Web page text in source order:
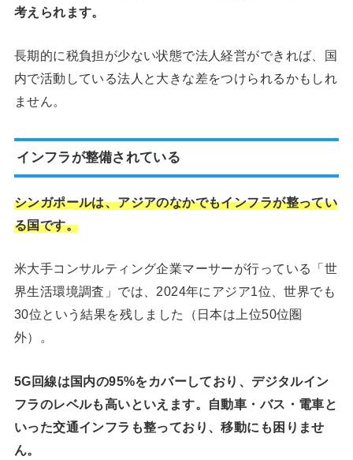
考えられます。
長期的に税負担が少ない状態で法人経営ができれば、国
内で活動している法人と大きな差をつけられるかもしれ
ません。
インフラが整備されている
シンガポールは、アジアのなかでもインフラが整ってい
る国です。
米大手コンサルティング企業マーサーが行っている「世
界生活環境調査」では、2024年にアジア1位、世界でも
30位という結果を残しました（日本は上位50位圏
外）。
5G回線は国内の95%をカバーしており、デジタルイン
フラのレベルも高いといえます。自動車・バス・電車と
いった交通インフラも整っており、移動にも困りませ
ん。